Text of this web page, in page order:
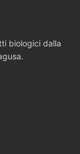
biologici dalla